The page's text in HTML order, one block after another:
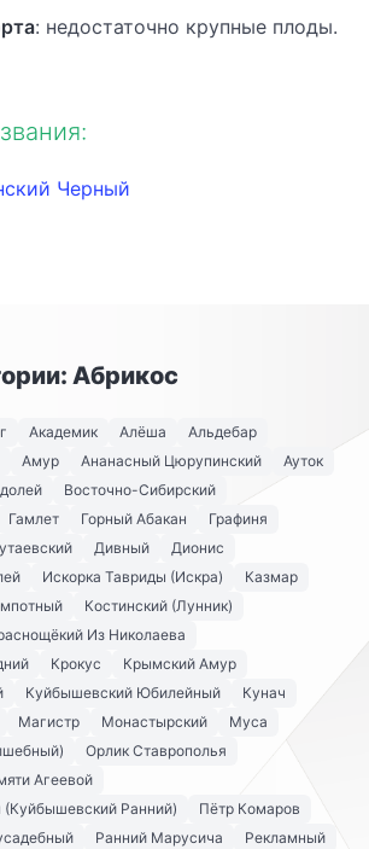
: недостаточно крупные плоды.
Черный
Абрикос
Академик Алёша
Альдебар
Амур Ананасный Цюрупинский
Ауток
Восточно-Сибирский
Гамлет Горный Абакан
Графиня
Дивный
Дионис
Искорка Тавриды (Искра)
Казмар
Костинский (Лунник)
Из Николаева
Крокус
Крымский Амур
Куйбышевский Юбилейный
Кунач
Магистр Монастырский
Муса
Орлик Ставрополья
Агеевой
Ранний)
Пётр Комаров
Ранний Марусича
Рекламный